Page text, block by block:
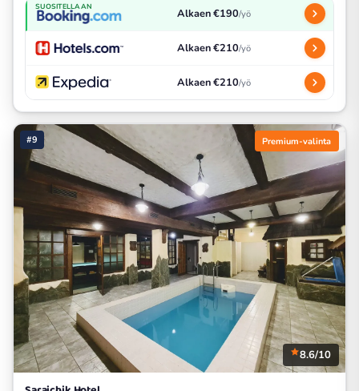
SUOSITELLAAN Alkaen €190/yö
Alkaen €210/yö
Alkaen €210/yö
#9 Premium-valinta
8.6/10